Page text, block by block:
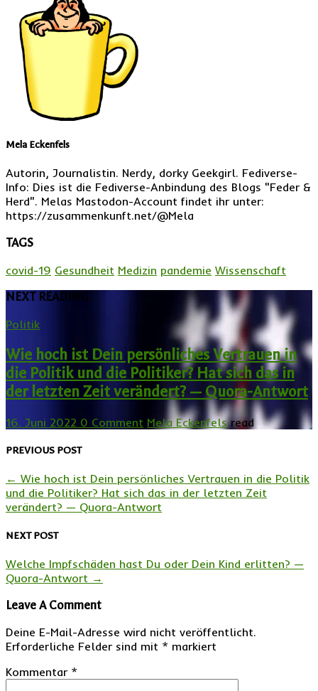
Mela Eckenfels
Autorin, Journalistin. Nerdy, dorky Geekgirl. Fediverse-
Info: Dies ist die Fediverse-Anbindung des Blogs "Feder &
Herd". Melas Mastodon-Account findet ihr unter:
https://zusammenkunft.net/@Mela
TAGS
covid-19 Gesundheit Medizin pandemie Wissenschaft
NEXT READING
Politik
Wie hoch ist Dein persönliches Vertrauen in
die Politik und die Politiker? Hat sich das in
der letzten Zeit verändert? — Quora-Antwort
16. Juni 2022 0 Comment Mela Eckenfels read
PREVIOUS POST
← Wie hoch ist Dein persönliches Vertrauen in die Politik
und die Politiker? Hat sich das in der letzten Zeit
verändert? — Quora-Antwort
NEXT POST
Welche Impfschäden hast Du oder Dein Kind erlitten? —
Quora-Antwort →
Leave A Comment
Deine E-Mail-Adresse wird nicht veröffentlicht.
Erforderliche Felder sind mit * markiert
Kommentar *